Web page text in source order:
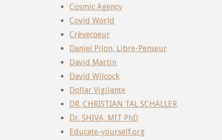
Cosmic Agency
Covid World
Crèvecoeur
Daniel Pilon, Libre-Penseur
David Martin
David Wilcock
Dollar Vigilante
DR. CHRISTIAN TAL SCHALLER
Dr. SHIVA, MIT PhD
Educate-yourself.org